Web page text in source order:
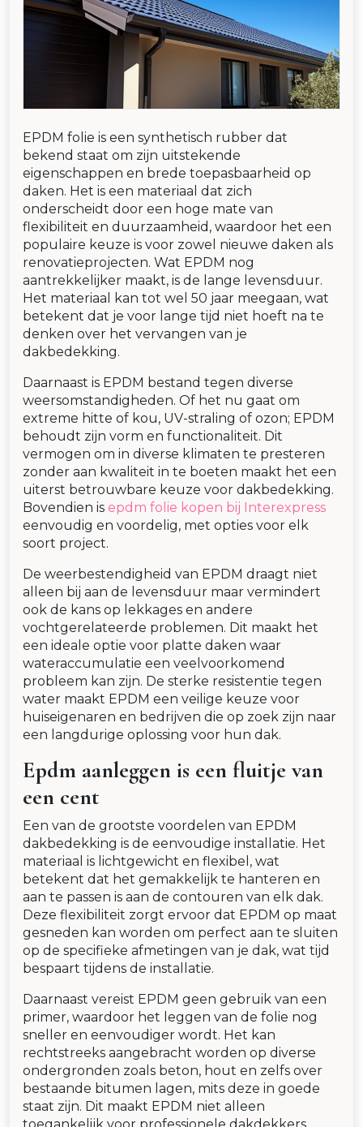
EPDM folie is een synthetisch rubber dat
bekend staat om zijn uitstekende
eigenschappen en brede toepasbaarheid op
daken. Het is een materiaal dat zich
onderscheidt door een hoge mate van
flexibiliteit en duurzaamheid, waardoor het een
populaire keuze is voor zowel nieuwe daken als
renovatieprojecten. Wat EPDM nog
aantrekkelijker maakt, is de lange levensduur.
Het materiaal kan tot wel 50 jaar meegaan, wat
betekent dat je voor lange tijd niet hoeft na te
denken over het vervangen van je
dakbedekking.
Daarnaast is EPDM bestand tegen diverse
weersomstandigheden. Of het nu gaat om
extreme hitte of kou, UV-straling of ozon; EPDM
behoudt zijn vorm en functionaliteit. Dit
vermogen om in diverse klimaten te presteren
zonder aan kwaliteit in te boeten maakt het een
uiterst betrouwbare keuze voor dakbedekking.
Bovendien is epdm folie kopen bij Interexpress
eenvoudig en voordelig, met opties voor elk
soort project.
De weerbestendigheid van EPDM draagt niet
alleen bij aan de levensduur maar vermindert
ook de kans op lekkages en andere
vochtgerelateerde problemen. Dit maakt het
een ideale optie voor platte daken waar
wateraccumulatie een veelvoorkomend
probleem kan zijn. De sterke resistentie tegen
water maakt EPDM een veilige keuze voor
huiseigenaren en bedrijven die op zoek zijn naar
een langdurige oplossing voor hun dak.
Epdm aanleggen is een fluitje van
een cent
Een van de grootste voordelen van EPDM
dakbedekking is de eenvoudige installatie. Het
materiaal is lichtgewicht en flexibel, wat
betekent dat het gemakkelijk te hanteren en
aan te passen is aan de contouren van elk dak.
Deze flexibiliteit zorgt ervoor dat EPDM op maat
gesneden kan worden om perfect aan te sluiten
op de specifieke afmetingen van je dak, wat tijd
bespaart tijdens de installatie.
Daarnaast vereist EPDM geen gebruik van een
primer, waardoor het leggen van de folie nog
sneller en eenvoudiger wordt. Het kan
rechtstreeks aangebracht worden op diverse
ondergronden zoals beton, hout en zelfs over
bestaande bitumen lagen, mits deze in goede
staat zijn. Dit maakt EPDM niet alleen